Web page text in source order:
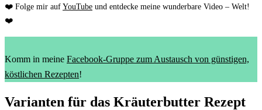
❤️ Folge mir aufYouTube und entdecke meine wunderbare Video – Welt!
❤️
Komm in meine Facebook-Gruppe zum Austausch von günstigen,
köstlichen Rezepten!
Varianten für das Kräuterbutter Rezept